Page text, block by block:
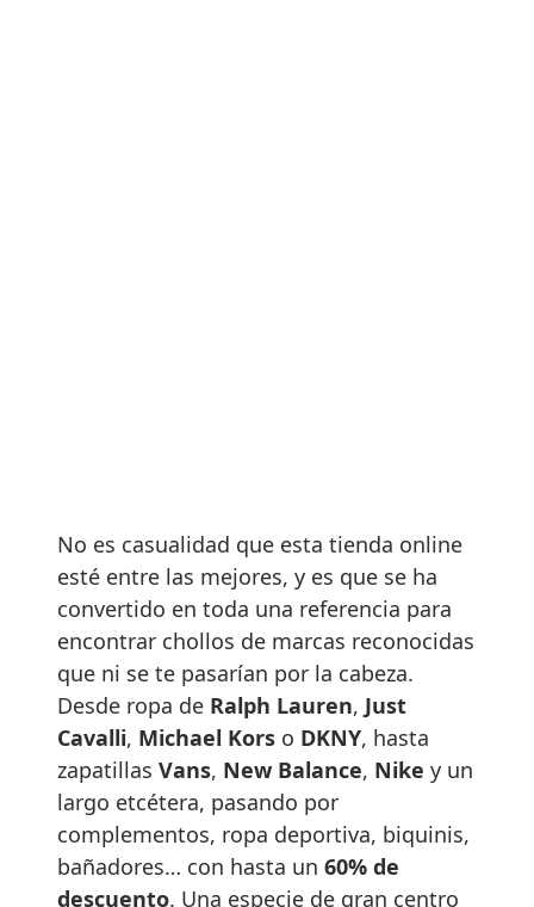
No es casualidad que esta tienda online
esté entre las mejores, y es que se ha
convertido en toda una referencia para
encontrar chollos de marcas reconocidas
que ni se te pasarían por la cabeza.
Desde ropa de Ralph Lauren, Just
Cavalli, Michael Kors o DKNY, hasta
zapatillas Vans, New Balance, Nike y un
largo etcétera, pasando por
complementos, ropa deportiva, biquinis,
bañadores… con hasta un 60% de
descuento. Una especie de gran centro